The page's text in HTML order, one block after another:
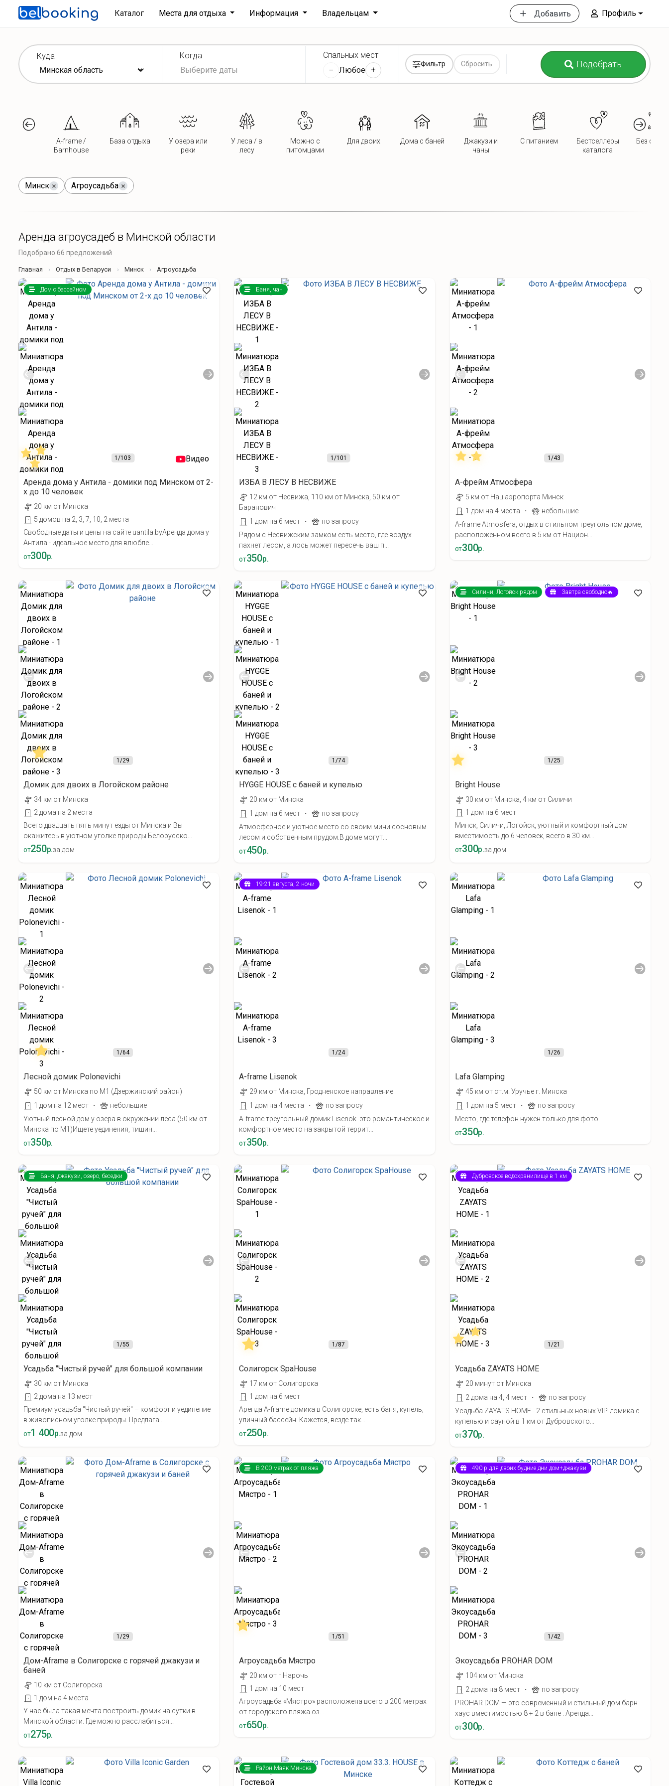
Каталог Места для отдыха Информация Владельцам Добавить Профиль
Куда Когда Спальных мест
− Любое +
Фильтр Сбросить Подобрать
A-frame /
Barnhouse
База отдыха
У озера или
реки
У леса / в
лесу
Можно с
питомцами
Для двоих Дома с баней
Джакузи и
чаны
С питанием
Бестселлеры
каталога
Без
Минск Агроусадьба
Аренда агроусадеб в Минской области
Подобрано 66 предложений
Главная Отдых в Беларуси Минск Агроусадьба
1/103
Дом с бассейном
Видео
Аренда дома у Антила - домики под Минском от 2-
х до 10 человек
20 км от Минска
5 домов на 2, 3, 7, 10, 2 места
Свободные даты и цены на сайте uantila.byАренда дома у
Антила - идеальное место для влюбле...
от300р.
1 /101
Баня, чан
ИЗБА В ЛЕСУ В НЕСВИЖЕ
12 км от Несвижа, 110 км от Минска, 50 км от
Баранович
1 дом на 6 мест
·
по запросу
Рядом с Несвижским замком есть место, где воздух
пахнет лесом, а лось может пересечь ваш п...
от350р.
1/43
А-фрейм Атмосфера
5 км от Нац.аэропорта Минск
1 дом на 4 места
·
небольшие
A-frame Atmosfera, отдых в стильном треугольном доме,
расположенном всего в 5 км от Национ...
от300р.
1 /29
Домик для двоих в Логойском районе
34 км от Минска
2 дома на 2 места
Всего двадцать пять минут езды от Минска и Вы
окажитесь в уютном уголке природы Белорусско...
от250р.за дом
1/74
HYGGE HOUSE с баней и купелью
20 км от Минска
1 дом на 6 мест
·
по запросу
Атмосферное и уютное место со своим мини сосновым
лесом и собственным прудом.В доме могут...
от450р.
1/25
Силичи, Логойск рядом Завтра свободно🔥
Bright House
30 км от Минска, 4 км от Силичи
1 дом на 6 мест
Минск, Силичи, Логойск, уютный и комфортный дом
вместимость до 6 человек, всего в 30 км...
от300р.за дом
1 /64
Лесной домик Polonevichi
50 км от Минска по М1 (Дзержинский район)
1 дом на 12 мест
·
небольшие
Уютный лесной дом у озера в окружении леса (50 км от
Минска по М1) ​Ищете уединения, тишин...
от350р.
1/24
19-21 августа, 2 ночи
A-frame Lisenok
29 км от Минска, Гродненское направление
1 дом на 4 места
·
по запросу
A-frame треугольный домик Lisenok это романтическое и
комфортное место на закрытой террит...
от350р.
1/26
Lafa Glamping
45 км от ст.м. Уручье г. Минска
1 дом на 5 мест
·
по запросу
Место, где телефон нужен только для фото.
от350р.
1 /55
Баня, джакузи, озеро, беседки
Усадьба "Чистый ручей" для большой компании
30 км от Минска
2 дома на 13 мест
Премиум усадьба "Чистый ручей" – комфорт и уединение
в живописном уголке природы. Предлага...
от1 400р.за дом
1/87
Солигорск SpaHouse
17 км от Солигорска
1 дом на 6 мест
Аренда A-frame домика в Солигорске, есть баня, купель,
уличный бассейн. Кажется, везде так...
от250р.
1/21
Дубровское водохранилище в 1 км
Усадьба ZAYATS HOME
20 минут от Минска
2 дома на 4, 4 мест
·
по запросу
Усадьба ZAYATS HOME - 2 стильных новых VIP-домика с
купелью и сауной в 1 км от Дубровского...
от370р.
1 /29
Дом-Aframe в Солигорске с горячей джакузи и
баней
10 км от Солигорска
1 дом на 4 места
У нас была такая мечта построить домик на сутки в
Минской области. Где можно расслабиться...
от275р.
1/51
В 200 метрах от пляжа
Агроусадьба Мястро
20 км от г.Нарочь
1 дом на 10 мест
Агроусадьба «Мястро» расположена всего в 200 метрах
от городского пляжа оз...
от650р.
1/42
490 р для двоих будние дни дом+джакузи
Экоусадьба PROHAR DOM
104 км от Минска
2 дома на 8 мест
·
по запросу
PROHAR DOM — это современный и стильный дом барн
хаус вместимостью 8 + 2 в бане . Аренда...
от300р.
Район Маяк Минска